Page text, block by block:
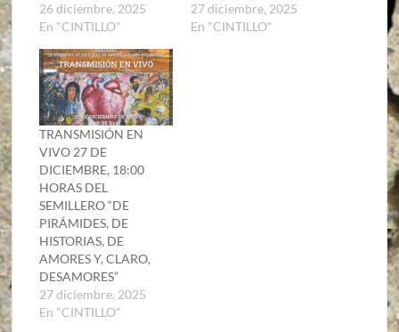
26 diciembre, 2025
En "CINTILLO"
27 diciembre, 2025
En "CINTILLO"
TRANSMISIÓN EN
VIVO 27 DE
DICIEMBRE, 18:00
HORAS DEL
SEMILLERO “DE
PIRÁMIDES, DE
HISTORIAS, DE
AMORES Y, CLARO,
DESAMORES”
27 diciembre, 2025
En "CINTILLO"